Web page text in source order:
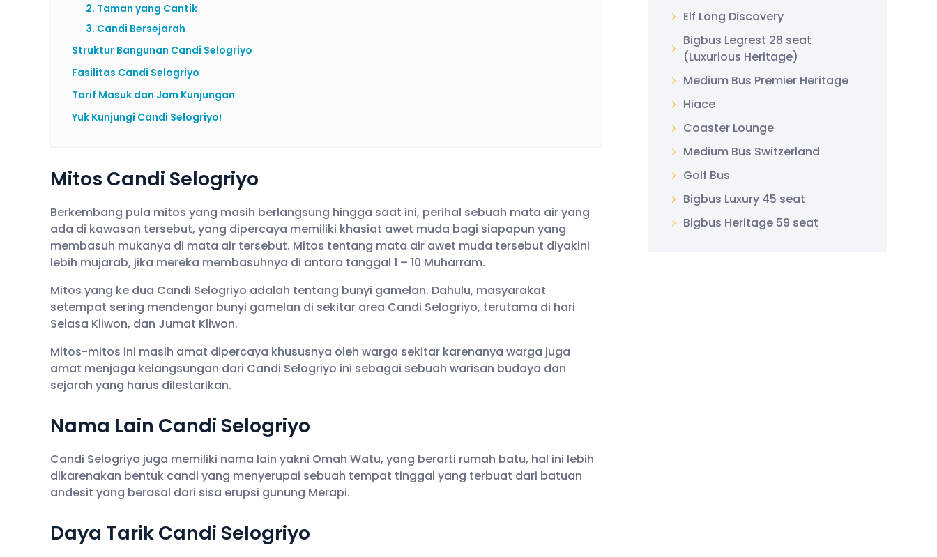
2. Taman yang Cantik
3. Candi Bersejarah
Struktur Bangunan Candi Selogriyo
Fasilitas Candi Selogriyo
Tarif Masuk dan Jam Kunjungan
Yuk Kunjungi Candi Selogriyo!
Mitos Candi Selogriyo
Berkembang pula mitos yang masih berlangsung hingga saat ini, perihal sebuah mata air yang
ada di kawasan tersebut, yang dipercaya memiliki khasiat awet muda bagi siapapun yang
membasuh mukanya di mata air tersebut. Mitos tentang mata air awet muda tersebut diyakini
lebih mujarab, jika mereka membasuhnya di antara tanggal 1 – 10 Muharram.
Mitos yang ke dua Candi Selogriyo adalah tentang bunyi gamelan. Dahulu, masyarakat
setempat sering mendengar bunyi gamelan di sekitar area Candi Selogriyo, terutama di hari
Selasa Kliwon, dan Jumat Kliwon.
Mitos-mitos ini masih amat dipercaya khususnya oleh warga sekitar karenanya warga juga
amat menjaga kelangsungan dari Candi Selogriyo ini sebagai sebuah warisan budaya dan
sejarah yang harus dilestarikan.
Nama Lain Candi Selogriyo
Candi Selogriyo juga memiliki nama lain yakni Omah Watu, yang berarti rumah batu, hal ini lebih
dikarenakan bentuk candi yang menyerupai sebuah tempat tinggal yang terbuat dari batuan
andesit yang berasal dari sisa erupsi gunung Merapi.
Daya Tarik Candi Selogriyo
Elf Long Discovery
Bigbus Legrest 28 seat
(Luxurious Heritage)
Medium Bus Premier Heritage
Hiace
Coaster Lounge
Medium Bus Switzerland
Golf Bus
Bigbus Luxury 45 seat
Bigbus Heritage 59 seat